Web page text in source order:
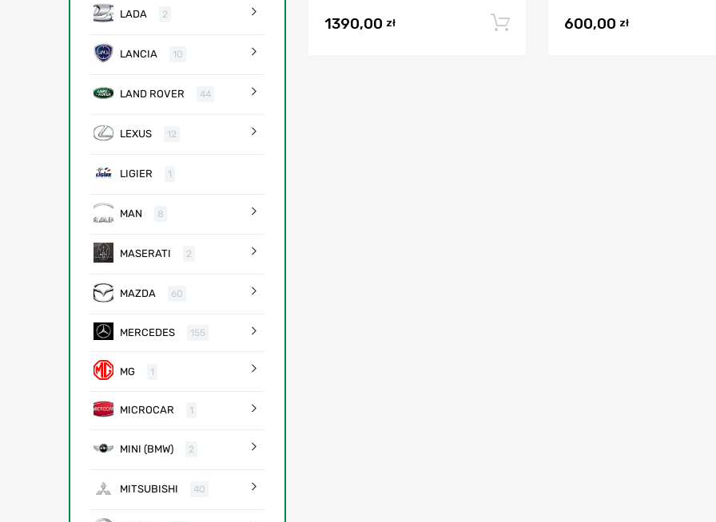
1390,00 zł Dodaj do koszyka
600,00 zł
LADA 2
LANCIA 10
LAND ROVER 44
LEXUS 12
LIGIER 1
MAN 8
MASERATI 2
MAZDA 60
MERCEDES 155
MG 1
MICROCAR 1
MINI (BMW) 2
MITSUBISHI 40